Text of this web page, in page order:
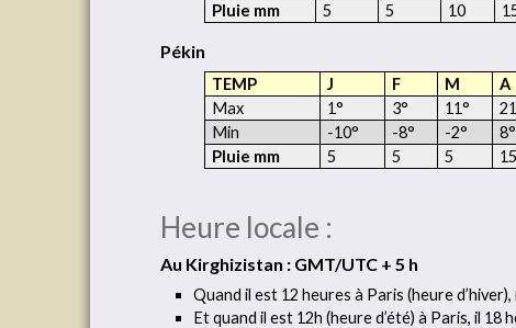
Pluie mm
5 5 10
Pékin
TEMP J F M A
Max
1° 3° 11°
Min
-10° -8° -2° 8°
Pluie mm
5 5 5 15
Heure locale :
Au Kirghizistan : GMT/UTC + 5 h
Quand il est 12 heures à Paris (heure
Et quand il est 12h (heure d’été) à Paris, il 18